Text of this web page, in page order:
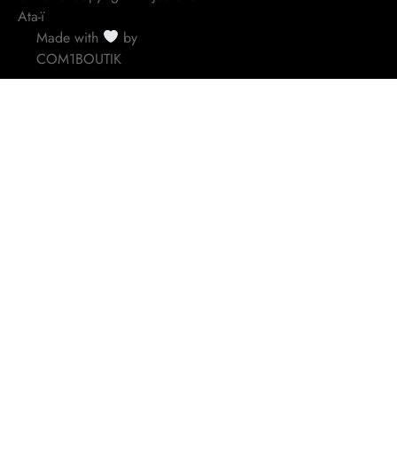
Ata-ï
Made with
by
COM1BOUTIK